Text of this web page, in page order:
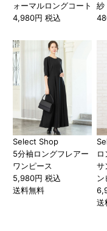
ォーマルロングコート
4,980円 税込
紗
Select Shop
5分袖ロングフレアー
ワンピース
5,980円 税込
送料無料
サ
ン
送